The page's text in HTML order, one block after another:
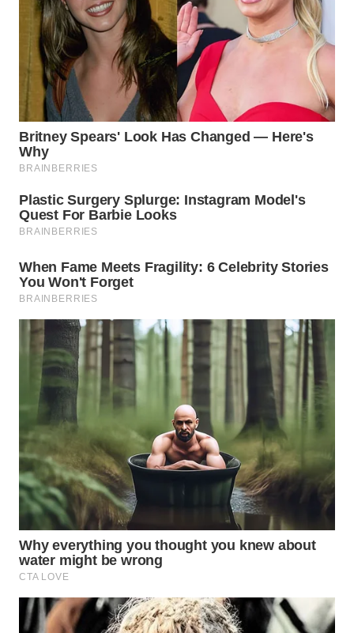
WN
BORNEO
Wahana
Group
WAHANA
NEWS
WAHANA
TANI
WAHANA
ADVOKAT
WAHANA
INFRASTRUKTUR
WAHANA
WAHANA
LISTRIK
WAHANA
TRAVEL
WAHANA
TV
WAHANANEWS